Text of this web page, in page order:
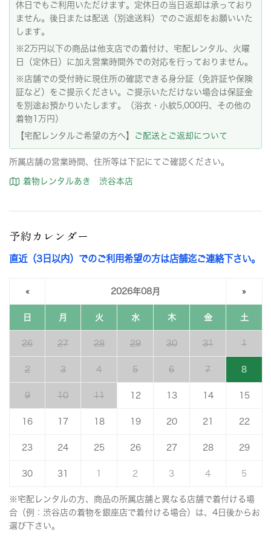
休日でもご利用いただけます。定休日の当日返却は承っており
ません。後日または配送（別途送料）でのご返却をお願いいた
します。
※2万円以下の商品は他支店での着付け、宅配レンタル、火曜
日（定休日）に加え営業時間外での対応を行っておりません。
※店舗での受付時に現住所の確認できる身分証（免許証や保険
証など）をご提示ください。ご提示いただけない場合は保証金
を別途お預かりいたします。（浴衣・小紋5,000円、その他の
着物1万円）
【宅配レンタルご希望の方へ】
ご配送とご返却について
所属店舗の営業時間、住所等は下記にてご確認ください。
着物レンタルあき 渋谷本店
予約カレンダー
直近（3日以内）でのご利用希望の方は店舗迄ご連絡下さい。
« 2026年08月 »
日 月 火 水 木 金 土
26 27 28 29 30 31 1
2 3 4 5 6 7 8
9 10 11 12 13 14 15
16 17 18 19 20 21 22
23 24 25 26 27 28 29
30 31 2 3 4 5
※宅配レンタルの方、商品の所属店舗と異なる店舗で着付ける場
合（例：渋谷店の着物を銀座店で着付ける場合）は、4日後からお
選び下さい。